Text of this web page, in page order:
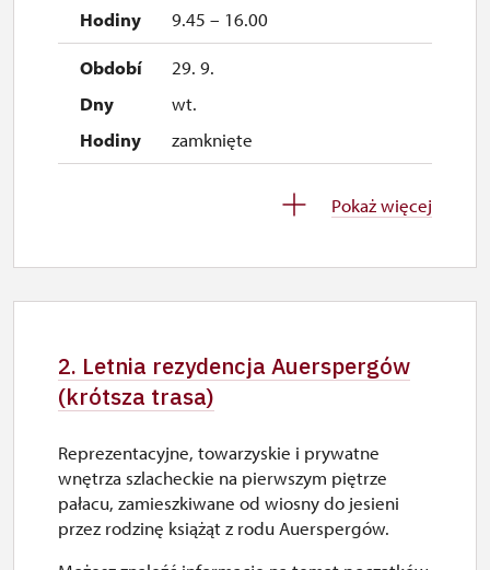
9.45 – 16.00
29. 9.
wt.
zamknięte
1. 10.-1. 11.
9.45 – 15.00
pn.–pt.
9.45 – 15.00
Pokaż więcej
2. Letnia rezydencja Auerspergów
(krótsza trasa)
Reprezentacyjne, towarzyskie i prywatne
wnętrza szlacheckie na pierwszym piętrze
pałacu, zamieszkiwane od wiosny do jesieni
przez rodzinę książąt z rodu Auerspergów.